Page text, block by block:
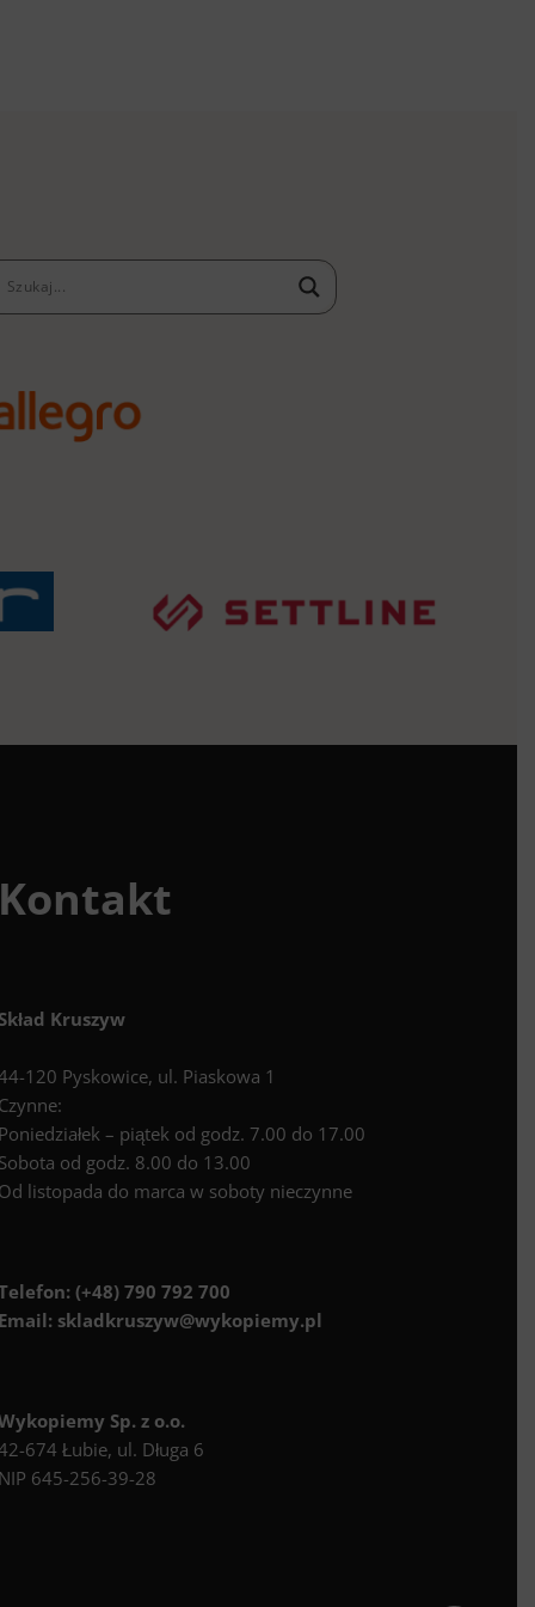
Kruszyw
120 Pyskowice, ul. Piaskowa 1
– piątek od godz. 7.00 do 17.00
od godz. 8.00 do 13.00
listopada do marca w soboty nieczynne
(+48) 790 792 700
skladkruszyw@wykopiemy.pl
Sp. z o.o.
674 Łubie, ul. Długa 6
645-256-39-28